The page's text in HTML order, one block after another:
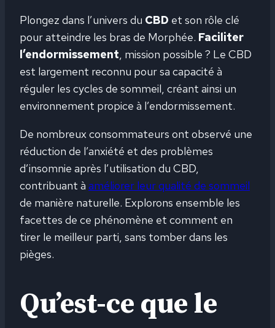
Plongez dans l’univers du CBD et son rôle clé
pour atteindre les bras de Morphée. Faciliter
l’endormissement, mission possible ? Le CBD
est largement reconnu pour sa capacité à
réguler les cycles de sommeil, créant ainsi un
environnement propice à l’endormissement.
De nombreux consommateurs ont observé une
réduction de l’anxiété et des problèmes
d’insomnie après l’utilisation du CBD,
contribuant à améliorer leur qualité de sommeil
de manière naturelle. Explorons ensemble les
facettes de ce phénomène et comment en
tirer le meilleur parti, sans tomber dans les
pièges.
Qu’est-ce que le